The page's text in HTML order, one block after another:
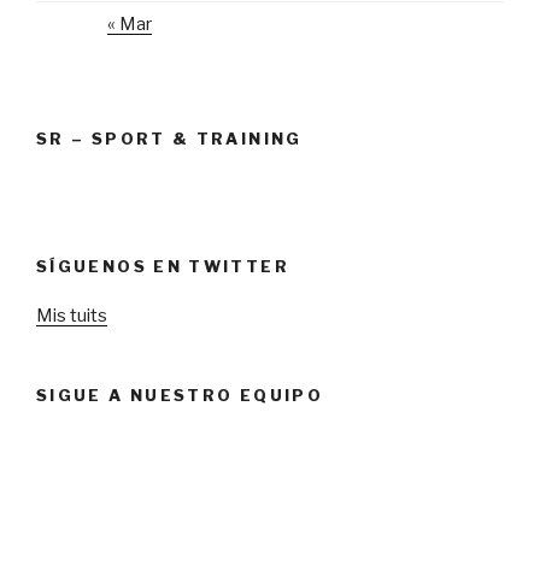
« Mar
SR – SPORT & TRAINING
SÍGUENOS EN TWITTER
Mis tuits
SIGUE A NUESTRO EQUIPO